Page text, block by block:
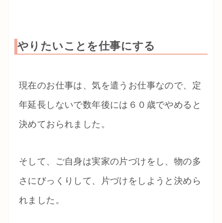
やりたいことを仕事にする
現在のお仕事は、気を遣うお仕事なので、定
年延長しないで数年後には６０歳でやめると
決めておられました。
そして、ご自身は実家の片づけをし、物の多
さにびっくりして、片づけをしようと決めら
れました。